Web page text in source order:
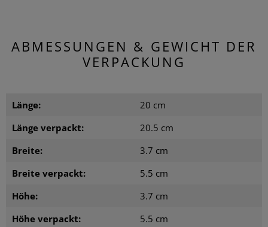
ABMESSUNGEN & GEWICHT DER
VERPACKUNG
Länge:
20 cm
Länge verpackt:
20.5 cm
Breite:
3.7 cm
Breite verpackt:
5.5 cm
Höhe:
3.7 cm
Höhe verpackt:
5.5 cm